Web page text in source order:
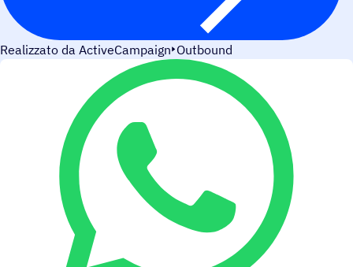
Realizzato da ActiveCampaign Outbound